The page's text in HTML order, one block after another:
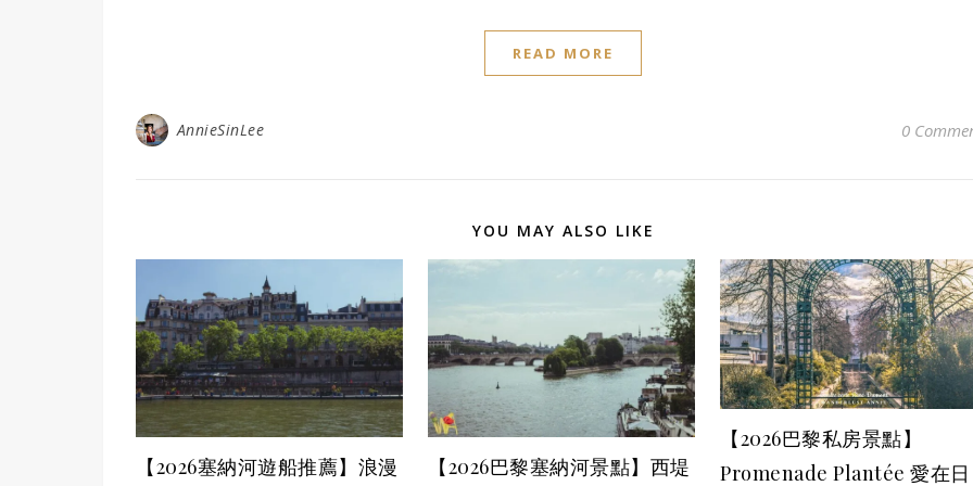
READ MORE
AnnieSinLee 0
YOU MAY ALSO LIKE
【2026塞納河遊船推薦】浪漫 【2026巴黎塞納河景點】西堤
【2026巴黎私房景點】
Promenade Plantée 愛在日